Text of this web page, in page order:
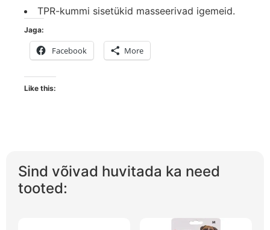
TPR-kummi sisetükid masseerivad igemeid.
Jaga:
Facebook More
Like this:
Sind võivad huvitada ka need
tooted: